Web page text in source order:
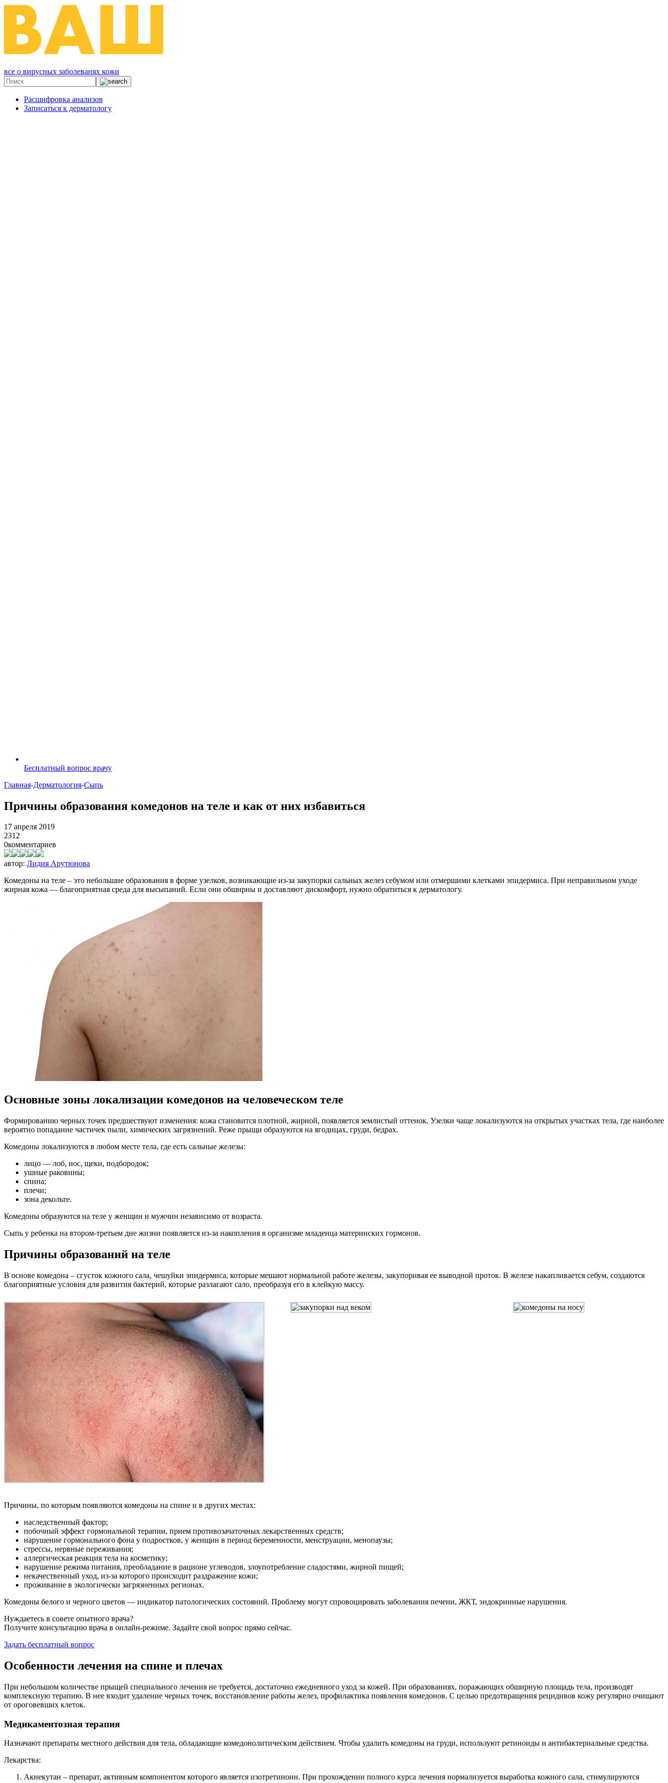
все о вирусных заболеванях кожи
Расшифровка анализов
Записаться к дерматологу
Бесплатный вопрос врачу
Главная-Дерматология-Сыпь
Причины образования комедонов на теле и как от них избавиться
17 апреля 2019
2312
0комментариев
автор: Лидия Арутюнова
Комедоны на теле – это небольшие образования в форме узелков, возникающие из-за закупорки сальных желез себумом или отмершими клетками эпидермиса. При неправильном уходе
жирная кожа — благоприятная среда для высыпаний. Если они обширны и доставляют дискомфорт, нужно обратиться к дерматологу.
Основные зоны локализации комедонов на человеческом теле
Формированию черных точек предшествуют изменения: кожа становится плотной, жирной, появляется землистый оттенок. Узелки чаще локализуются на открытых участках тела, где наиболее
вероятно попадание частичек пыли, химических загрязнений. Реже прыщи образуются на ягодицах, груди, бедрах.
Комедоны локализуются в любом месте тела, где есть сальные железы:
лицо — лоб, нос, щеки, подбородок;
ушные раковины;
спина;
плечи;
зона декольте.
Комедоны образуются на теле у женщин и мужчин независимо от возраста.
Сыпь у ребенка на втором-третьем дне жизни появляется из-за накопления в организме младенца материнских гормонов.
Причины образований на теле
В основе комедона – сгусток кожного сала, чешуйки эпидермиса, которые мешают нормальной работе железы, закупоривая ее выводной проток. В железе накапливается себум, создаются
благоприятные условия для развития бактерий, которые разлагают сало, преобразуя его в клейкую массу.
Причины, по которым появляются комедоны на спине и в других местах:
наследственный фактор;
побочный эффект гормональной терапии, прием противозачаточных лекарственных средств;
нарушение гормонального фона у подростков, у женщин в период беременности, менструации, менопаузы;
стрессы, нервные переживания;
аллергическая реакция тела на косметику;
нарушение режима питания, преобладание в рационе углеводов, злоупотребление сладостями, жирной пищей;
некачественный уход, из-за которого происходит раздражение кожи;
проживание в экологически загрязненных регионах.
Комедоны белого и черного цветов — индикатор патологических состояний. Проблему могут спровоцировать заболевания печени, ЖКТ, эндокринные нарушения.
Нуждаетесь в совете опытного врача?
Получите консультацию врача в онлайн-режиме. Задайте свой вопрос прямо сейчас.
Задать бесплатный вопрос
Особенности лечения на спине и плечах
При небольшом количестве прыщей специального лечения не требуется, достаточно ежедневного уход за кожей. При образованиях, поражающих обширную площадь тела, производят
комплексную терапию. В нее входит удаление черных точек, восстановление работы желез, профилактика появления комедонов. С целью предотвращения рецидивов кожу регулярно очищают
от ороговевших клеток.
Медикаментозная терапия
Назначают препараты местного действия для тела, обладающие комедонолитическим действием. Чтобы удалить комедоны на груди, используют ретиноиды и антибактериальные средства.
Лекарства:
Акнекутан – препарат, активным компонентом которого является изотретиноин. При прохождении полного курса лечения нормализуется выработка кожного сала, стимулируются